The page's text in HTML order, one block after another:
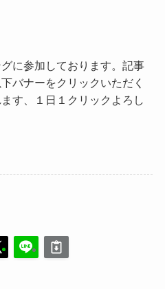
に参加しております。記事
バナーをクリックいただく
す、１日１クリックよろし